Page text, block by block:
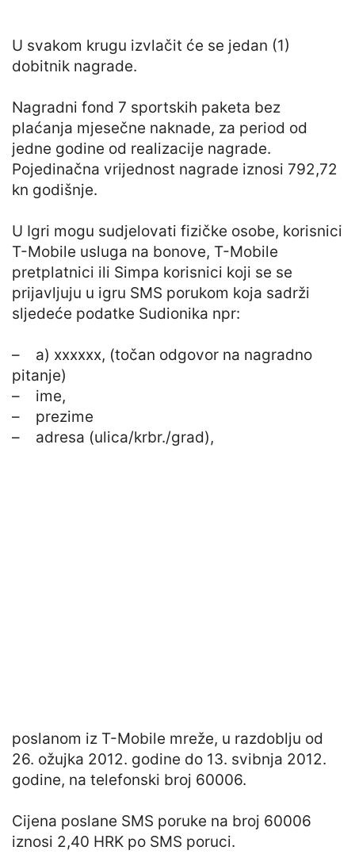
U svakom krugu izvlačit će se jedan (1)
dobitnik nagrade.
Nagradni fond 7 sportskih paketa bez
plaćanja mjesečne naknade, za period od
jedne godine od realizacije nagrade.
Pojedinačna vrijednost nagrade iznosi 792,72
kn godišnje.
U Igri mogu sudjelovati fizičke osobe, korisnici
T-Mobile usluga na bonove, T-Mobile
pretplatnici ili Simpa korisnici koji se se
prijavljuju u igru SMS porukom koja sadrži
sljedeće podatke Sudionika npr:
– a) xxxxxx, (točan odgovor na nagradno
pitanje)
– ime,
– prezime
– adresa (ulica/krbr./grad),
poslanom iz T-Mobile mreže, u razdoblju od
26. ožujka 2012. godine do 13. svibnja 2012.
godine, na telefonski broj 60006.
Cijena poslane SMS poruke na broj 60006
iznosi 2,40 HRK po SMS poruci.